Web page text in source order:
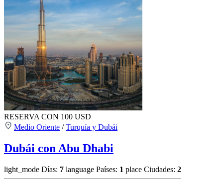
RESERVA CON 100 USD
Medio Oriente /Turquía y Dubái
Dubái con Abu Dhabi
light_mode Días: 7 language Países: 1 place Ciudades: 2